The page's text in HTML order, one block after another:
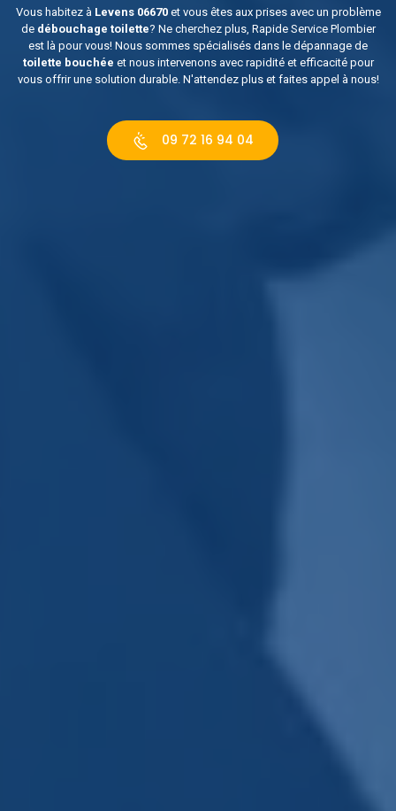
Vous habitez à Levens 06670et vous êtes aux prises avec un problème
de débouchage toilette? Ne cherchez plus, Rapide Service Plombier
est là pour vous! Nous sommes spécialisés dans le dépannage de
toilette bouchée et nous intervenons avec rapidité et efficacité pour
vous offrir une solution durable. N'attendez plus et faites appel à nous!
09 72 16 94 04